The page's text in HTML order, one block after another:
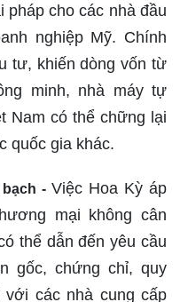
pháp cho các nhà đầu
nghiệp Mỹ. Chính
tư, khiến dòng vốn từ
minh, nhà máy tự
Nam có thể chững lại
quốc gia khác.
- Việc Hoa Kỳ áp
mại không cân
thể dẫn đến yêu cầu
gốc, chứng chỉ, quy
các nhà cung cấp